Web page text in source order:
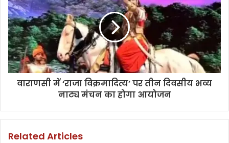
वाराणसी में ‘राजा विक्रमादित्य’ पर तीन दिवसीय भव्य
नाट्य मंचन का होगा आयोजन
Related Articles